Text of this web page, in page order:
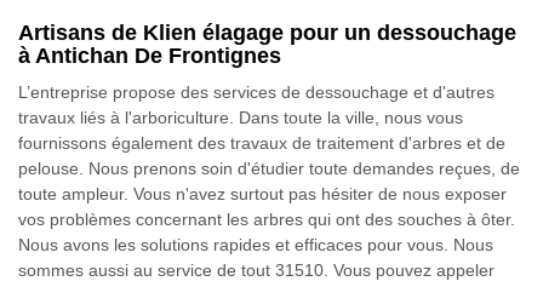
Artisans de Klien élagage pour un dessouchage
à Antichan De Frontignes
L’entreprise propose des services de dessouchage et d'autres
travaux liés à l'arboriculture. Dans toute la ville, nous vous
fournissons également des travaux de traitement d'arbres et de
pelouse. Nous prenons soin d'étudier toute demandes reçues, de
toute ampleur. Vous n'avez surtout pas hésiter de nous exposer
vos problèmes concernant les arbres qui ont des souches à ôter.
Nous avons les solutions rapides et efficaces pour vous. Nous
sommes aussi au service de tout 31510. Vous pouvez appeler